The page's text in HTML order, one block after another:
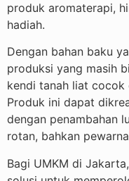
produk aromaterapi,
hadiah.
Dengan bahan baku
produksi yang masih
kendi tanah liat cocok
Produk ini dapat
dengan penambahan
rotan, bahkan
Bagi UMKM di